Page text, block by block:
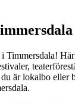
Timmersdala!
är lokalbo eller